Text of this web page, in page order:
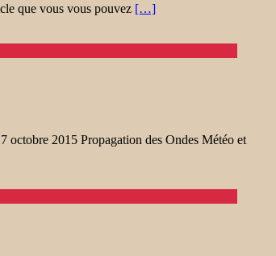
que vous vous pouvez […]
2015 Propagation des Ondes Météo et